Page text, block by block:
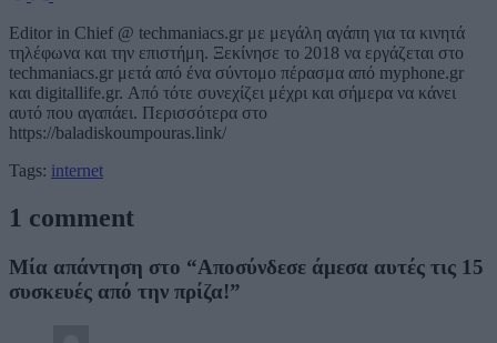
Editor in Chief @ techmaniacs.gr με μεγάλη αγάπη για τα κινητά
τηλέφωνα και την επιστήμη. Ξεκίνησε το 2018 να εργάζεται στο
techmaniacs.gr μετά από ένα σύντομο πέρασμα από myphone.gr
και digitallife.gr. Από τότε συνεχίζει μέχρι και σήμερα να κάνει
αυτό που αγαπάει. Περισσότερα στο
https://baladiskoumpouras.link/
Tags: internet
1 comment
Μία απάντηση στο “Αποσύνδεσε άμεσα αυτές τις 15
συσκευές από την πρίζα!”